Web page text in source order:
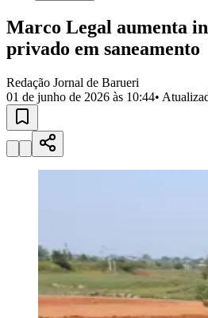
Selecione sua regiãoPara notícias da sua
AldeiaAldeia da SerraAldeia de Barueri
VistaCalifórniaCarapicuíba
RegiãoCotia Cruz PretaEngenho Novo
Militar
Califórnia
Esperança
JulioJardim Líbano
MutingaJardim ParaísoJardim Paulista
Silveira
do CondeVila Engenho NovoVila
EscadaVila PortoVotupoca
Para Sua Empresa
Marco Legal aumenta
privado em saneamento
Redação Jornal de Barueri
01 de junho de 2026 às 10:44•